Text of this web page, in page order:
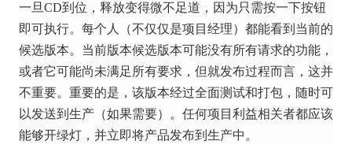
一旦CD到位，释放变得微不足道，因为只需按一下按钮
即可执行。 每个人（不仅仅是项目经理）都能看到当前的
候选版本。 当前版本候选版本可能没有所有请求的功能，
或者它可能尚未满足所有要求，但就发布过程而言，这并
不重要。 重要的是，该版本经过全面测试和打包，随时可
以发送到生产（如果需要）。 任何项目利益相关者都应该
能够开绿灯，并立即将产品发布到生产中。